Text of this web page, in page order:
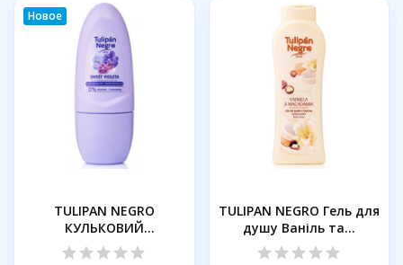
Новое
TULIPAN NEGRO
КУЛЬКОВИЙ
дезодорант СОЛОДКА...
TULIPAN NEGRO Гель для
душу Ваніль та...